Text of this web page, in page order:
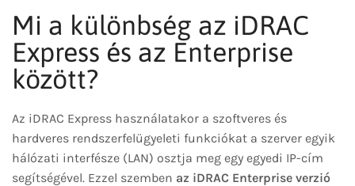
Mi a különbség az iDRAC
Express és az Enterprise
között?
Az iDRAC Express használatakor a szoftveres és
hardveres rendszerfelügyeleti funkciókat a szerver egyik
hálózati interfésze (LAN) osztja meg egy egyedi IP-cím
segítségével. Ezzel szemben az iDRAC Enterprise verzió